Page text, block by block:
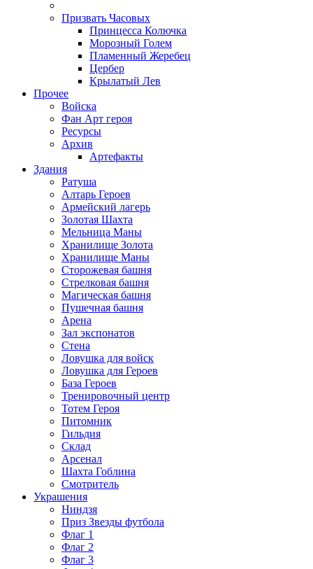
Призвать Часовых
Принцесса Колючка
Морозный Голем
Пламенный Жеребец
Цербер
Крылатый Лев
Прочее
Войска
Фан Арт героя
Ресурсы
Архив
Артефакты
Здания
Ратуша
Алтарь Героев
Армейский лагерь
Золотая Шахта
Мельница Маны
Хранилище Золота
Хранилище Маны
Сторожевая башня
Стрелковая башня
Магическая башня
Пушечная башня
Арена
Зал экспонатов
Стена
Ловушка для войск
Ловушка для Героев
База Героев
Тренировочный центр
Тотем Героя
Питомник
Гильдия
Склад
Арсенал
Шахта Гоблина
Смотритель
Украшения
Ниндзя
Приз Звезды футбола
Флаг 1
Флаг 2
Флаг 3